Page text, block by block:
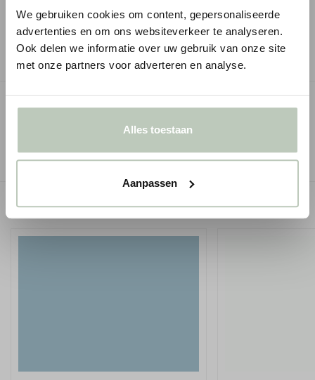
We gebruiken cookies om content, gepersonaliseerde
advertenties en om ons websiteverkeer te analyseren.
Ook delen we informatie over uw gebruik van onze site
met onze partners voor adverteren en analyse.
Alles toestaan
Aanpassen
MONTAGESERVICE
ZAKELIJK KOPEN
Klassieke wandpanelen Wandpanelen met glad
GERELATEERDE PRODUCTEN